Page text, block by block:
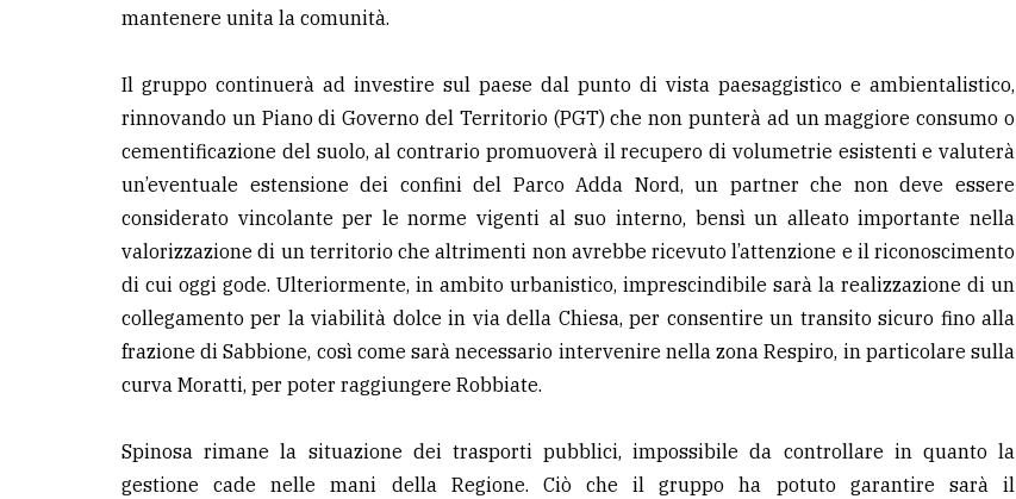
mantenere unita la comunità.
Il gruppo continuerà ad investire sul paese dal punto di vista paesaggistico e ambientalistico,
rinnovando un Piano di Governo del Territorio (PGT) che non punterà ad un maggiore consumo o
cementificazione del suolo, al contrario promuoverà il recupero di volumetrie esistenti e valuterà
un’eventuale estensione dei confini del Parco Adda Nord, un partner che non deve essere
considerato vincolante per le norme vigenti al suo interno, bensì un alleato importante nella
valorizzazione di un territorio che altrimenti non avrebbe ricevuto l’attenzione e il riconoscimento
di cui oggi gode. Ulteriormente, in ambito urbanistico, imprescindibile sarà la realizzazione di un
collegamento per la viabilità dolce in via della Chiesa, per consentire un transito sicuro fino alla
frazione di Sabbione, così come sarà necessario intervenire nella zona Respiro, in particolare sulla
curva Moratti, per poter raggiungere Robbiate.
Spinosa rimane la situazione dei trasporti pubblici, impossibile da controllare in quanto la
gestione cade nelle mani della Regione. Ciò che il gruppo ha potuto garantire sarà il